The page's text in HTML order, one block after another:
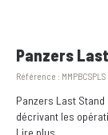
Panzers
Référence : MMPBCSPLS
Panzers Last
décrivant les
mars 1945 dans ce
Lire plus